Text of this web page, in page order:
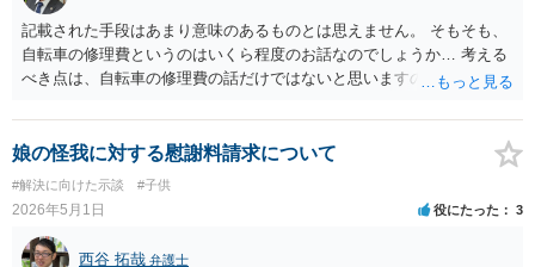
記載された手段はあまり意味のあるものとは思えません。 そもそも、
自転車の修理費というのはいくら程度のお話なのでしょうか… 考える
べき点は、自転車の修理費の話だけではないと思いますので、 一度、
娘の怪我に対する慰謝料請求について
#解決に向けた示談 #子供
2026年5月1日 役にたった 3
西谷 拓哉 弁護士